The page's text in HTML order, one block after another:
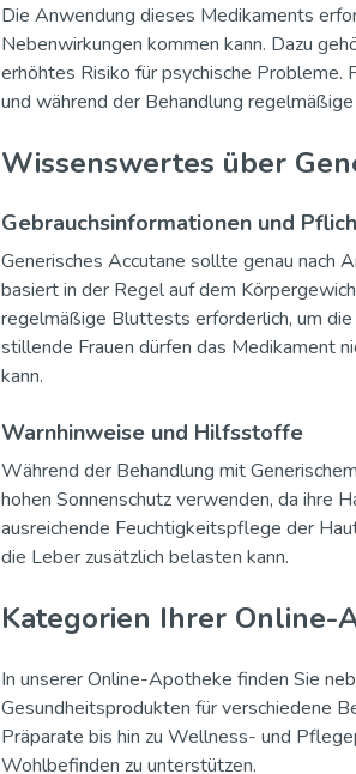
Die Anwendung dieses Medikaments
Nebenwirkungen kommen kann. Dazu
erhöhtes Risiko für psychische
und während der Behandlung
Wissenswertes über
Gebrauchsinformationen und
Generisches Accutane sollte genau nach
basiert in der Regel auf dem
regelmäßige Bluttests erforderlich, um
stillende Frauen dürfen das Medikament
kann.
Warnhinweise und Hilfsstoffe
Während der Behandlung mit
hohen Sonnenschutz verwenden, da ihre
ausreichende Feuchtigkeitspflege der
die Leber zusätzlich belasten kann.
Kategorien Ihrer Online-
In unserer Online-Apotheke finden Sie
Gesundheitsprodukten für verschiedene
Präparate bis hin zu Wellness- und
Wohlbefinden zu unterstützen.